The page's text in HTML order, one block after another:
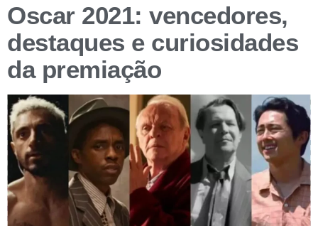
Oscar 2021: vencedores,
destaques e curiosidades
da premiação